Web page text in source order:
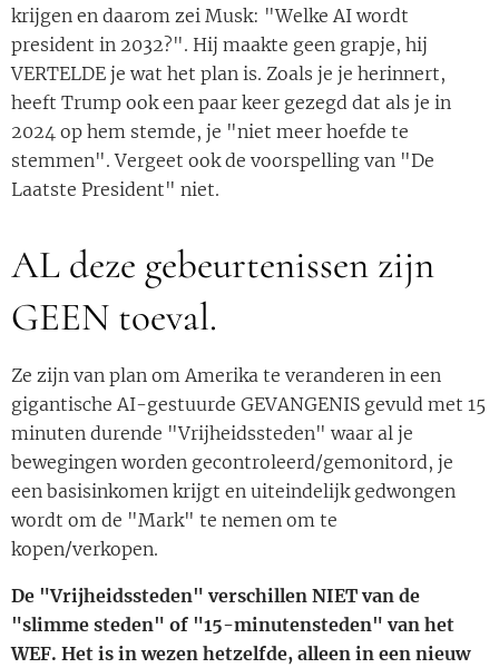
krijgen en daarom zei Musk: "Welke AI wordt
president in 2032?". Hij maakte geen grapje, hij
VERTELDE je wat het plan is. Zoals je je herinnert,
heeft Trump ook een paar keer gezegd dat als je in
2024 op hem stemde, je "niet meer hoefde te
stemmen". Vergeet ook de voorspelling van "De
Laatste President" niet.
AL deze gebeurtenissen zijn
GEEN toeval.
Ze zijn van plan om Amerika te veranderen in een
gigantische AI-gestuurde GEVANGENIS gevuld met 15
minuten durende "Vrijheidssteden" waar al je
bewegingen worden gecontroleerd/gemonitord, je
een basisinkomen krijgt en uiteindelijk gedwongen
wordt om de "Mark" te nemen om te
kopen/verkopen.
De "Vrijheidssteden" verschillen NIET van de
"slimme steden" of "15-minutensteden" van het
WEF. Het is in wezen hetzelfde, alleen in een nieuw